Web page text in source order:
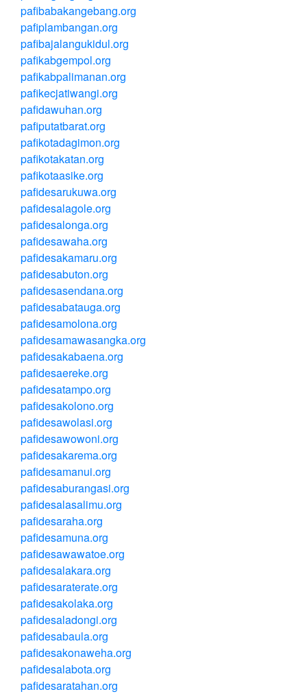
pafibabakangebang.org
pafiplambangan.org
pafibajalangukidul.org
pafikabgempol.org
pafikabpalimanan.org
pafikecjatiwangi.org
pafidawuhan.org
pafiputatbarat.org
pafikotadagimon.org
pafikotakatan.org
pafikotaasike.org
pafidesarukuwa.org
pafidesalagole.org
pafidesalonga.org
pafidesawaha.org
pafidesakamaru.org
pafidesabuton.org
pafidesasendana.org
pafidesabatauga.org
pafidesamolona.org
pafidesamawasangka.org
pafidesakabaena.org
pafidesaereke.org
pafidesatampo.org
pafidesakolono.org
pafidesawolasi.org
pafidesawowoni.org
pafidesakarema.org
pafidesamanui.org
pafidesaburangasi.org
pafidesalasalimu.org
pafidesaraha.org
pafidesamuna.org
pafidesawawatoe.org
pafidesalakara.org
pafidesaraterate.org
pafidesakolaka.org
pafidesaladongi.org
pafidesabaula.org
pafidesakonaweha.org
pafidesalabota.org
pafidesaratahan.org